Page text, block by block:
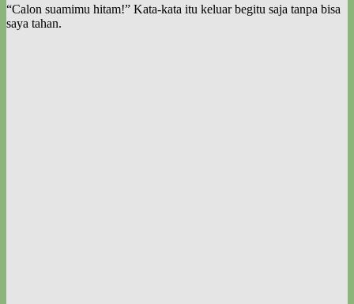
“Calon suamimu hitam!” Kata-kata itu keluar begitu saja tanpa bisa
saya tahan.